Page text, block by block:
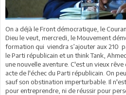
On a déjà le Front démocratique, le
Dieu le veut, mercredi, le Mouvement
formation qui viendra s’ajouter aux 210
le Parti républicain et un think Tank,
une nouvelle aventure. C'est un vieux
acte de l'échec du Parti républicain. On
sauf son obstination imperturbable. Il
pour entreprendre, ni de réussir pour